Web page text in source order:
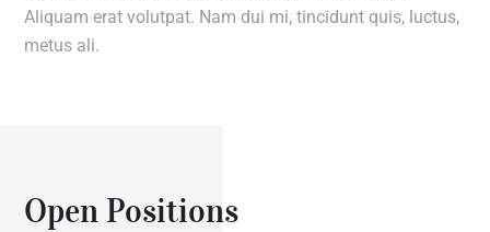
Aliquam erat volutpat. Nam dui mi, tincidunt quis, luctus,
metus ali.
Open Positions